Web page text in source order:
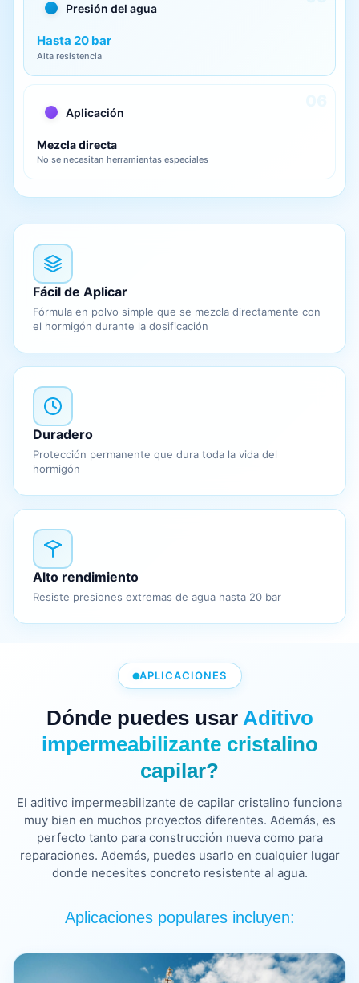
Presión del agua
Hasta 20 bar
Alta resistencia
Aplicación
Mezcla directa
No se necesitan herramientas especiales
Fácil de Aplicar
Fórmula en polvo simple que se mezcla directamente con
el hormigón durante la dosificación
Duradero
Protección permanente que dura toda la vida del
hormigón
Alto rendimiento
Resiste presiones extremas de agua hasta 20 bar
APLICACIONES
Dónde puedes usar Aditivo
impermeabilizante cristalino
capilar?
El aditivo impermeabilizante de capilar cristalino funciona
muy bien en muchos proyectos diferentes. Además, es
perfecto tanto para construcción nueva como para
reparaciones. Además, puedes usarlo en cualquier lugar
donde necesites concreto resistente al agua.
Aplicaciones populares incluyen: